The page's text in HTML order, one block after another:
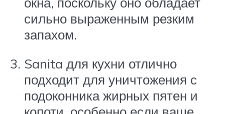
сильно выраженным резким
запахом.
Sanita для кухни отлично
подходит для уничтожения с
подоконника жирных пятен и